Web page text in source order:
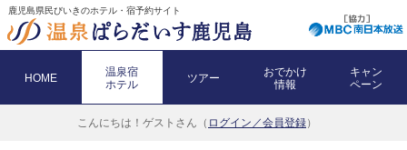
鹿児島県民びいきのホテル・宿予約サイト
HOME
温泉宿
ホテル
ツアー
おでかけ
情報
キャン
ペーン
こんにちは！ ゲストさん（ ログイン／会員登録）